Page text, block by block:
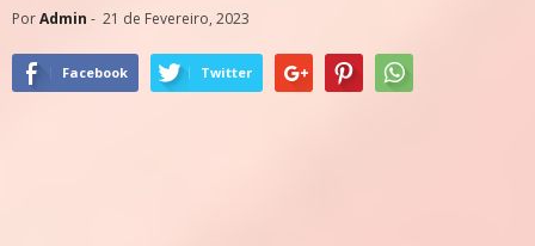
PorAdmin - 21 de Fevereiro, 2023
Facebook Twitter